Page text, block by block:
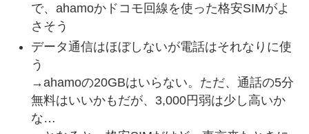
で、ahamoかドコモ回線を使った格安SIMがよ
さそう
データ通信はほぼしないが電話はそれなりに使
う
→ahamoの20GBはいらない。ただ、通話の5分
無料はいいかもだが、3,000円弱は少し高いか
な…